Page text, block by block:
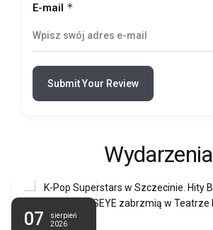
E-mail *
Submit Your Review
Wydarzenia
07
sierpień
2026